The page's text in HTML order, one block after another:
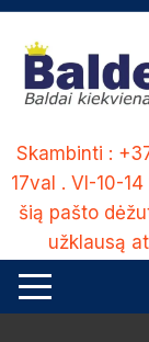
Skambinti :
17val . VI-10-
šią pašto
užklausą